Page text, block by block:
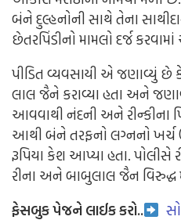
બંને દુલ્હનોની સાથે તેના
છેતરપિંડીનો મામલો દર્જ
પીડિત વ્યવસાયી એ જણાવ્યું છે
લાલ જૈને કરાવ્યા હતા અને
આવવાથી નંદની અને
આથી બંને તરફનો લગ્નનો ખર્ચ
રૂપિયા કેશ આપ્યા હતા. પોલીસે
રીના અને બાબુલાલ જૈન વિરુદ્ધ
ફેસબુક પેજને લાઈક કરો..